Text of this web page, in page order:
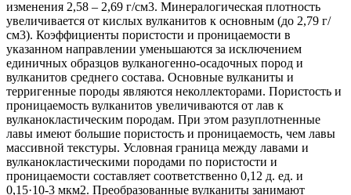
изменения 2,58 – 2,69 г/см3. Минералогическая плотность
увеличивается от кислых вулканитов к основным (до 2,79 г/
см3). Коэффициенты пористости и проницаемости в
указанном направлении уменьшаются за исключением
единичных образцов вулканогенно-осадочных пород и
вулканитов среднего состава. Основные вулканиты и
терригенные породы являются неколлекторами. Пористость и
проницаемость вулканитов увеличиваются от лав к
вулканокластическим породам. При этом разуплотненные
лавы имеют большие пористость и проницаемость, чем лавы
массивной текстуры. Условная граница между лавами и
вулканокластическими породами по пористости и
проницаемости составляет соответственно 0,12 д. ед. и
0,15·10-3 мкм2. Преобразованные вулканиты занимают